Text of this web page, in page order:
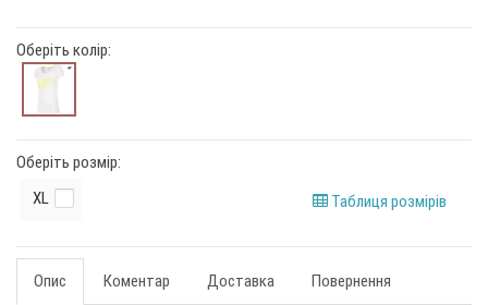
Оберіть колір:
Оберіть розмір:
XL
Таблиця розмірів
Опис Коментар Доставка Повернення